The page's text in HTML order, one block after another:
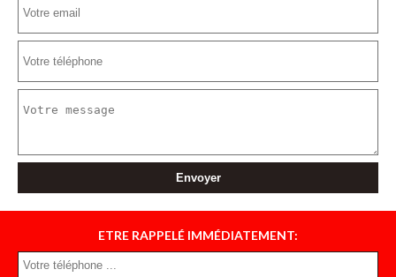
ETRE RAPPELÉ IMMÉDIATEMENT: